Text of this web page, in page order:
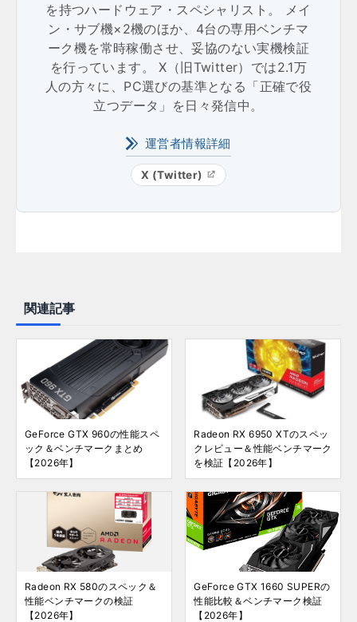
を持つハードウェア・スペシャリスト。 メイ
ン・サブ機×2機のほか、4台の専用ベンチマ
ーク機を常時稼働させ、妥協のない実機検証
を行っています。 X（旧Twitter）では2.1万
人の方々に、PC選びの基準となる「正確で役
立つデータ」を日々発信中。
運営者情報詳細
X (Twitter)
関連記事
GeForce GTX 960の性能スペ
ック＆ベンチマークまとめ
【2026年】
Radeon RX 6950 XTのスペッ
クレビュー＆性能ベンチマーク
を検証【2026年】
Radeon RX 580のスペック＆
性能ベンチマークの検証
【2026年】
GeForce GTX 1660 SUPERの
性能比較＆ベンチマーク検証
【2026年】